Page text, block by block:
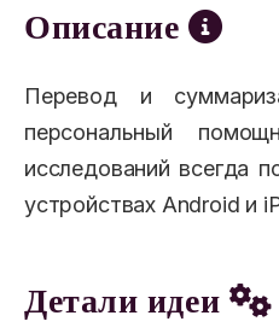
Описание
Перевод и
персональный
исследований всегда
устройствах Android и
Детали идеи